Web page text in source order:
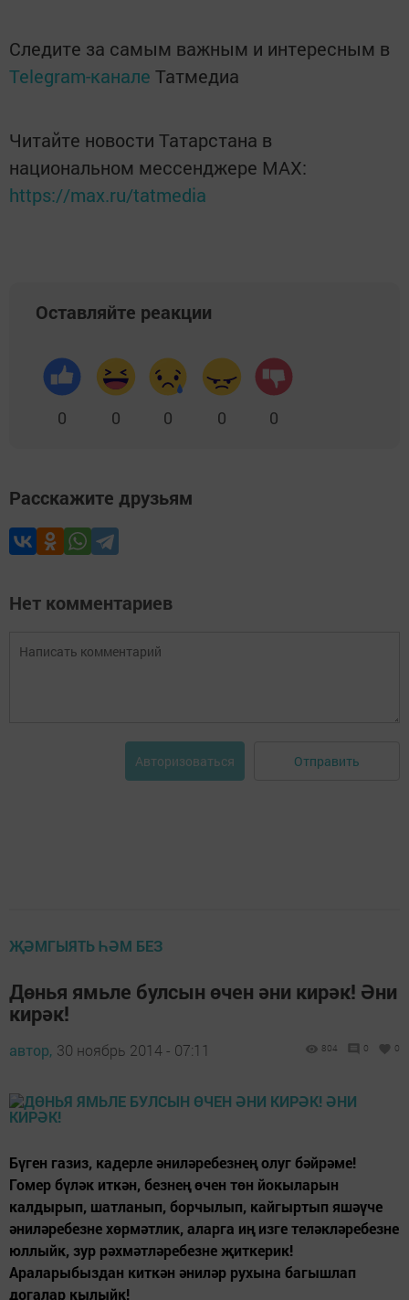
Следите за самым важным и интересным в
Telegram-канале Татмедиа
Читайте новости Татарстана в
национальном мессенджере MАХ:
https://max.ru/tatmedia
Оставляйте реакции
0 0 0 0 0
Расскажите друзьям
Нет комментариев
Авторизоваться Отправить
ҖӘМГЫЯТЬ ҺӘМ БЕЗ
Дөнья ямьле булсын өчен әни кирәк! Әни
кирәк!
автор, 30 ноябрь 2014 - 07:11 804 0 0
Бүген газиз, кадерле әниләребезнең олуг бәйрәме!
Гомер бүләк иткән, безнең өчен төн йокыларын
калдырып, шатланып, борчылып, кайгыртып яшәүче
әниләребезне хөрмәтлик, аларга иң изге теләкләребезне
юллыйк, зур рәхмәтләребезне җиткерик!
Араларыбыздан киткән әниләр рухына багышлап
догалар кылыйк!